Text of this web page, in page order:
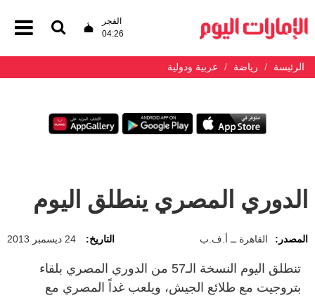
الفجر
04:26
الرئيسة رياضة عربية ودولية
الدوري المصري ينطلق اليوم
المصدر: القاهرة ــ أ.ف.ب التاريخ: 24 ديسمبر 2013
تنطلق اليوم النسخة الـ57 من الدوري المصري بلقاء
بتروجيت مع طلائع الجيش، ويلعب غداً المصري مع